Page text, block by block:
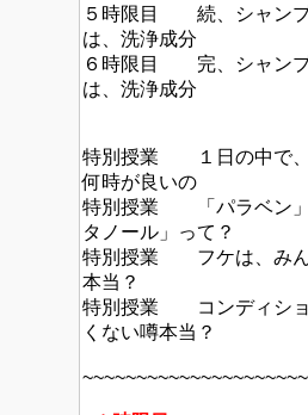
５時限目 続、シャンプ
は、洗浄成分
６時限目 完、シャンプ
は、洗浄成分
特別授業 １日の中で、
何時が良いの
特別授業 「パラベン」
タノール」って？
特別授業 フケは、みん
本当？
特別授業 コンディショ
くない噂本当？